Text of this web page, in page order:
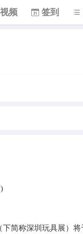
视频 签到
简称深圳玩具展）将